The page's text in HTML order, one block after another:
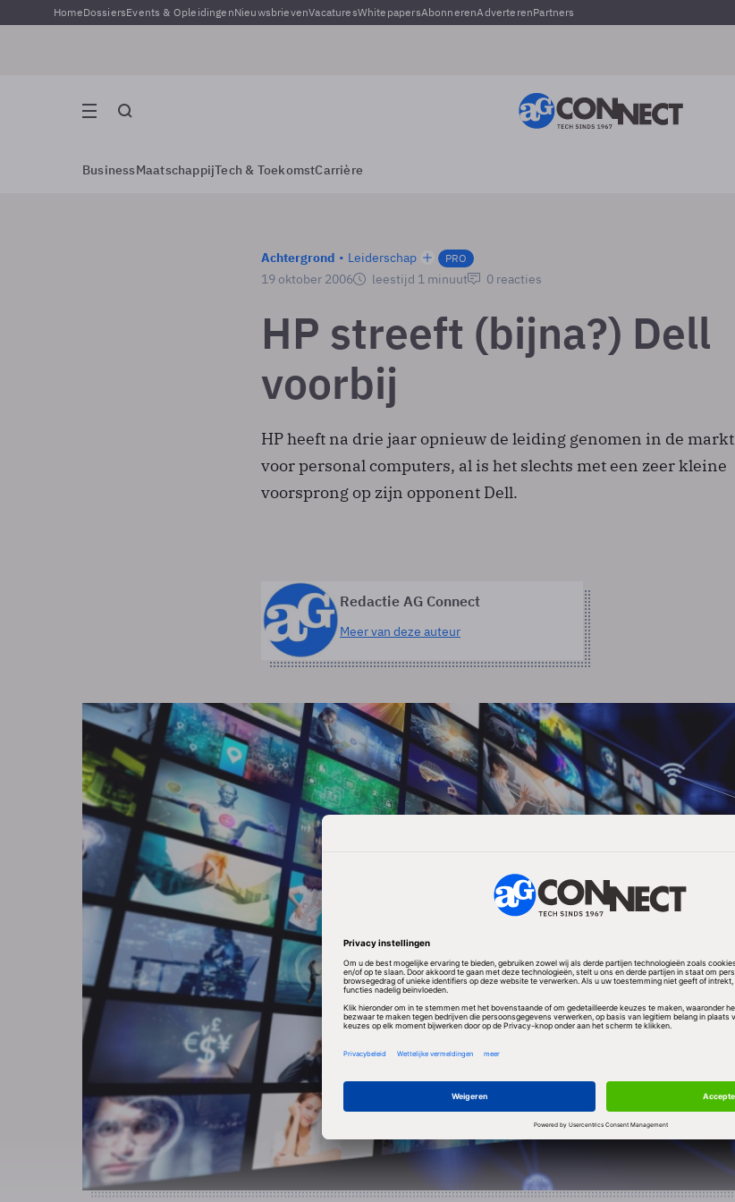
HomeDossiersEvents & OpleidingenNieuwsbrievenVacaturesWhitepapersAbonnerenAdverterenPartners
BusinessMaatschappijTech & ToekomstCarrière
Achtergrond Leiderschap PRO
19 oktober 2006 leestijd 1 minuut 0 reacties
HP streeft (bijna?) Dell
voorbij
HP heeft na drie jaar opnieuw de leiding genomen in de markt
voor personal computers, al is het slechts met een zeer kleine
voorsprong op zijn opponent Dell.
Redactie AG Connect
Meer van deze auteur